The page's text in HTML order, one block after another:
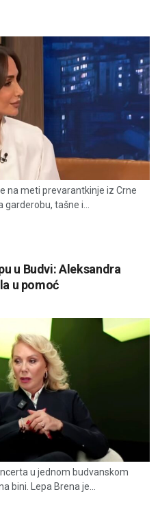
na meti prevarantkinje iz Crne
garderobu, tašne i...
u Budvi: Aleksandra
u pomoć
u jednom budvanskom
bini. Lepa Brena je...